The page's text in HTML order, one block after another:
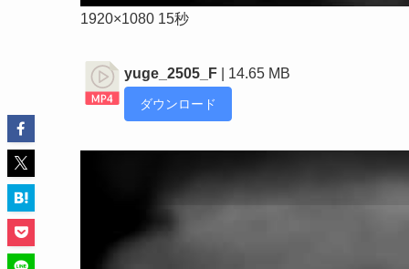
1920×1080 15秒
yuge_2505_F | 14.65 MB
ダウンロード